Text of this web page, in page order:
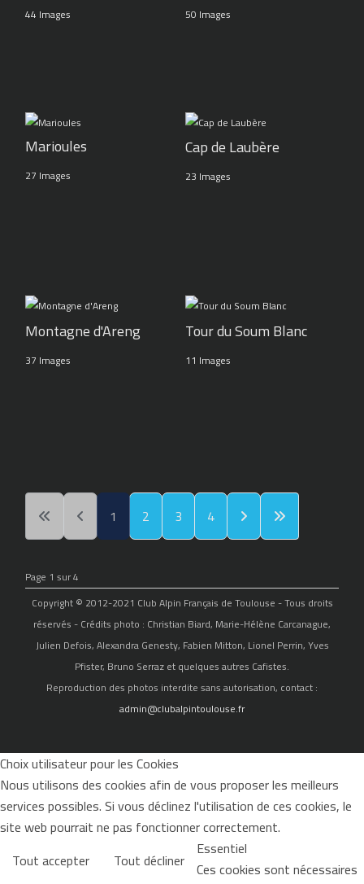
44 Images 50 Images
Marioules
27 Images
Cap de Laubère
23 Images
Montagne d'Areng
37 Images
Tour du Soum Blanc
11 Images
1 2 3 4
Page 1 sur 4
Copyright © 2012-2021 Club Alpin Français de Toulouse - Tous droits
réservés - Crédits photo : Christian Biard, Marie-Hélène Carcanague,
Julien Defois, Alexandra Genesty, Fabien Mitton, Lionel Perrin, Yves
Pfister, Bruno Serraz et quelques autres Cafistes.
Reproduction des photos interdite sans autorisation, contact :
admin@clubalpintoulouse.fr
Choix utilisateur pour les Cookies
Nous utilisons des cookies afin de vous proposer les meilleurs
services possibles. Si vous déclinez l'utilisation de ces cookies, le
site web pourrait ne pas fonctionner correctement.
Tout accepter
Tout décliner Essentiel
Ces cookies sont nécessaires